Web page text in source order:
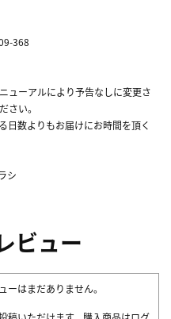
368
ューアルにより予告なしに変更さ
さい。
数よりもお届けにお時間を頂く
シ
ビュー
ーはまだありません。